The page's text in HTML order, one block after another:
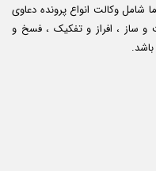
شامل وکالت انواع پرونده دعاوی
ساز ، افراز و تفکیک ، فسخ و